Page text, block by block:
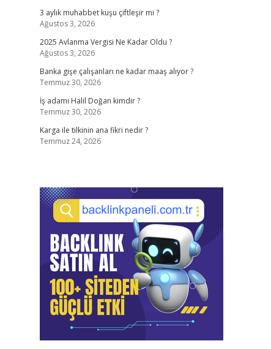
3 aylık muhabbet kuşu çiftleşir mi ?
Ağustos 3, 2026
2025 Avlanma Vergisi Ne Kadar Oldu ?
Ağustos 3, 2026
Banka gişe çalışanları ne kadar maaş alıyor ?
Temmuz 30, 2026
İş adamı Halil Doğan kimdir ?
Temmuz 30, 2026
Karga ile tilkinin ana fikri nedir ?
Temmuz 24, 2026